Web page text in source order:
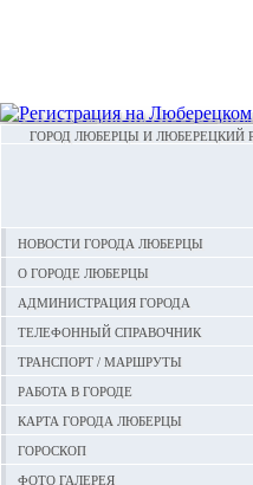
ГОРОД ЛЮБЕРЦЫ И ЛЮБЕРЕЦКИЙ
Новости города Люберцы
О городе Люберцы
Администрация города
Телефонный справочник
Транспорт / маршруты
Работа в городе
Карта города Люберцы
Гороскоп
Фото галерея